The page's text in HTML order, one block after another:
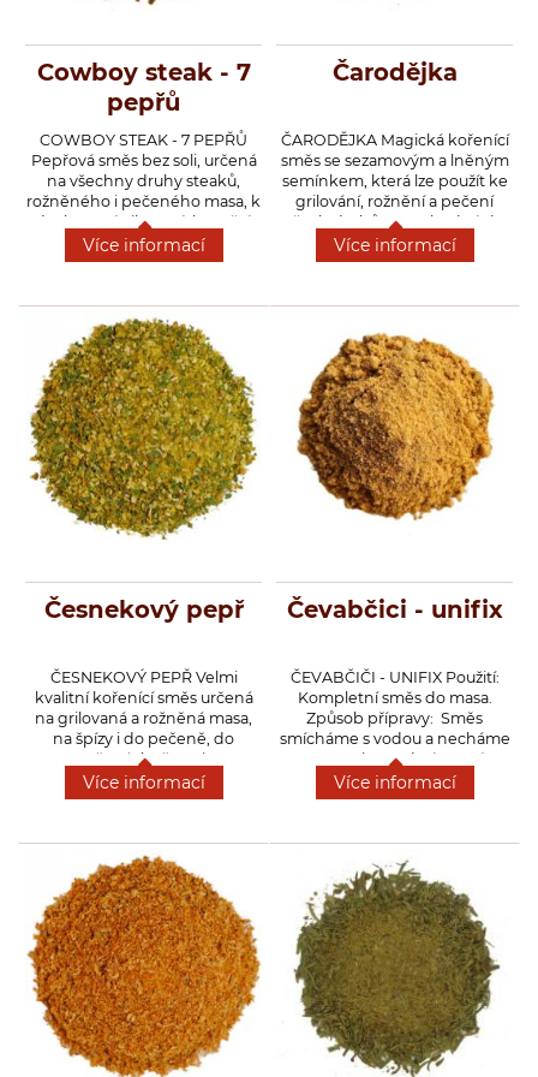
Dárkové krabičky a rukávy s kořením
Prázdné dózy a kořenky na koření
Přihlášení pro VO
Cowboy steak - 7
pepřů
COWBOY STEAK - 7 PEPŘŮ
Pepřová směs bez soli, určená
na všechny druhy steaků,
rožněného i pečeného masa, k
dochucení pikantních směsí,
výtečná do mexických fazolí.
Více informací
Čarodějka
ČARODĚJKA Magická kořenící
směs se sezamovým a lněným
semínkem, která lze použít ke
grilování, rožnění a pečení
všech druhů mas, vhodná do
minutkové kuchyně, do
omáček a gulášů, pomazánek a
Více informací
Česnekový pepř
ČESNEKOVÝ PEPŘ Velmi
kvalitní kořenící směs určená
na grilovaná a rožněná masa,
na špízy i do pečeně, do
zapečených těstovin a
brambor, do salátů, dresingů a
majonéz, při smažení nebo
ale třeba i na pečené
brambory či restovanou
zeleninu.
Více informací
Čevabčici - unifix
ČEVABČIČI - UNIFIX Použití:
Kompletní směs do masa.
Způsob přípravy: Směs
smícháme s vodou a necháme
8 – 10 minut odstát. Poté
přidáme maso a důkladně
propracujeme. Necháme chvíli
dle zvyklosti. Maso před
přípravou nesolíme! Pokud se
nám zdá směs řídká, můžeme
přidat strouhanku dle
požadované konzistence. 200
g směsi na 1 kg mletého masa
a 200-250 ml studené vody.
Alergeny: LEPEK
Více informací